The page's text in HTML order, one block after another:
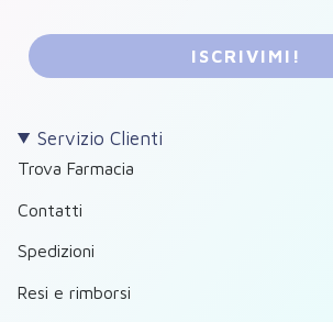
ISCRIVIMI!
Servizio Clienti
Trova Farmacia
Contatti
Spedizioni
Resi e rimborsi